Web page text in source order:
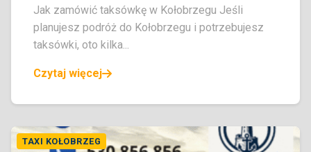
Jak zamówić taksówkę w Kołobrzegu Jeśli
planujesz podróż do Kołobrzegu i potrzebujesz
taksówki, oto kilka...
Czytaj więcej
TAXI KOŁOBRZEG